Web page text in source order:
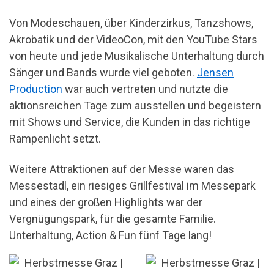
Von Modeschauen, über Kinderzirkus, Tanzshows,
Akrobatik und der VideoCon, mit den YouTube Stars
von heute und jede Musikalische Unterhaltung durch
Sänger und Bands wurde viel geboten. Jensen
Production war auch vertreten und nutzte die
aktionsreichen Tage zum ausstellen und begeistern
mit Shows und Service, die Kunden in das richtige
Rampenlicht setzt.
Weitere Attraktionen auf der Messe waren das
Messestadl, ein riesiges Grillfestival im Messepark
und eines der großen Highlights war der
Vergnügungspark, für die gesamte Familie.
Unterhaltung, Action & Fun fünf Tage lang!